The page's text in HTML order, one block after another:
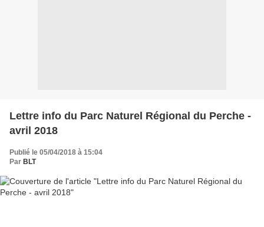
Lettre info du Parc Naturel Régional du Perche -
avril 2018
Publié le 05/04/2018 à 15:04
Par BLT